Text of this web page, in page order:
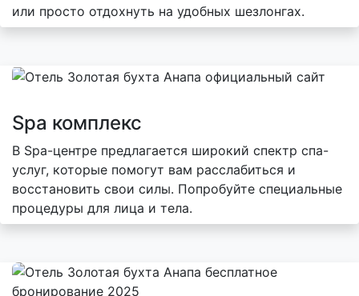
или просто отдохнуть на удобных шезлонгах.
Spa комплекс
В Spa-центре предлагается широкий спектр спа-
услуг, которые помогут вам расслабиться и
восстановить свои силы. Попробуйте специальные
процедуры для лица и тела.